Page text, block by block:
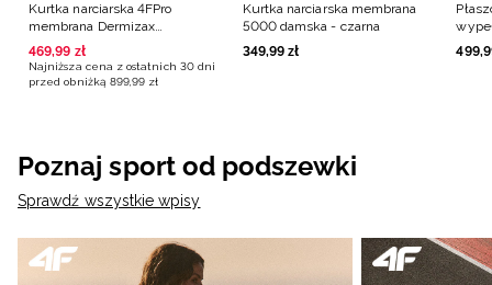
Kurtka narciarska 4FPro
membrana Dermizax
20000/20000 damska -
czarna
469,99 zł
Najniższa cena z ostatnich 30 dni
przed obniżką 899,99 zł
Kurtka narciarska membrana
5000 damska - czarna
349,99 zł 499,
Poznaj sport od podszewki
Sprawdź wszystkie wpisy